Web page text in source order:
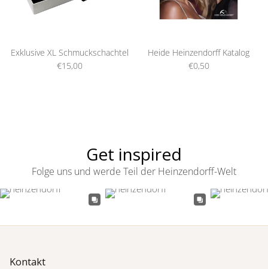
Exklusive XL Schmuckschachtel
€15,00
Heide Heinzendorff Katalog
€0,50
Get inspired
Folge uns und werde Teil der Heinzendorff-Welt
Kontakt